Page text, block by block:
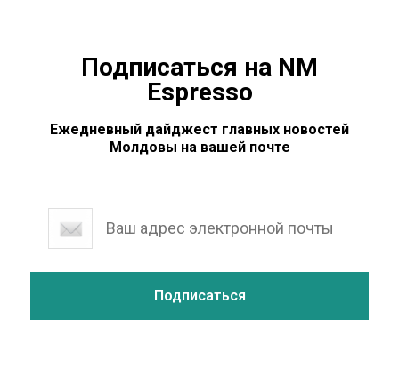
Подписаться на NM
Espresso
Ежедневный дайджест главных новостей
Молдовы на вашей почте